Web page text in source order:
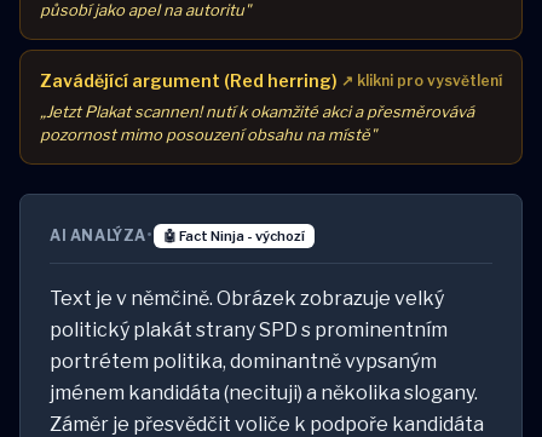
působí jako apel na autoritu"
Zavádějící argument (Red herring) ↗ klikni pro vysvětlení
„Jetzt Plakat scannen! nutí k okamžité akci a přesměrovává
pozornost mimo posouzení obsahu na místě"
AI ANALÝZA• 🤖 Fact Ninja - výchozí
Text je v němčině. Obrázek zobrazuje velký
politický plakát strany SPD s prominentním
portrétem politika, dominantně vypsaným
jménem kandidáta (necituji) a několika slogany.
Záměr je přesvědčit voliče k podpoře kandidáta